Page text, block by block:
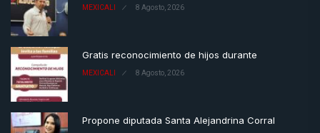
MEXICALI 8 Agosto, 2026
Gratis reconocimiento de hijos durante
MEXICALI 8 Agosto, 2026
Propone diputada Santa Alejandrina Corral